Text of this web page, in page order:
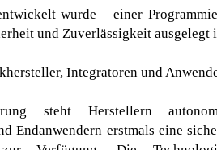
wurde – einer
und Zuverlässigkeit ausgelegt
Integratoren und
steht Herstellern
Endanwendern erstmals eine